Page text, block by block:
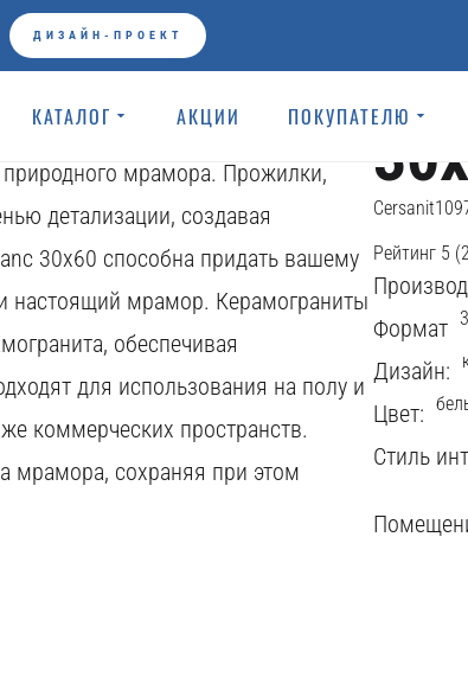
ДИЗАЙН-ПРОЕКТ
КАТАЛОГ АКЦИИ ПОКУПАТЕЛЮ
разработаны с использованием
мрамора. Прожилки,
детализации, создавая
30x60 способна придать вашему
настоящий мрамор. Керамограниты
обеспечивая
для использования на полу и
коммерческих пространств.
мрамора, сохраняя при этом
Cersanit
Рейтинг 5 (2
Формат
Дизайн:
Цвет:
Стиль